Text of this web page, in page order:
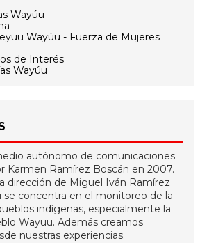
Wayúu
Wayúu - Fuerza de Mujeres
de Interés
Wayúu
autónomo de comunicaciones
Karmen Ramírez Boscán en 2007.
dirección de Miguel Iván Ramírez
se concentra en el monitoreo de la
indígenas, especialmente la
Wayuu. Además creamos
nuestras experiencias.